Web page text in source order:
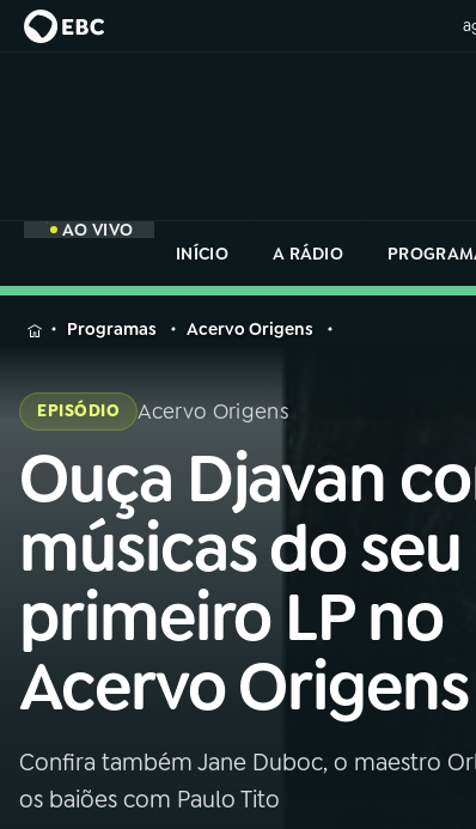
AO VIVO
INÍCIO
A RÁDIO
MENU
Buscar
na
Rádio
Nacional
01INÍCIO
02A RÁDIO
03PROGRAMAÇÃO
na
Rádio
Programas Acervo Origens
EPISÓDIO Acervo Origens
Ouça Djavan
músicas do seu
primeiro LP no
Acervo Origens
Confira também Jane Duboc, o maestro
os baiões com Paulo Tito